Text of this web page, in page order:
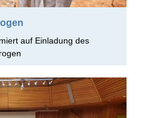
auf Einladung des